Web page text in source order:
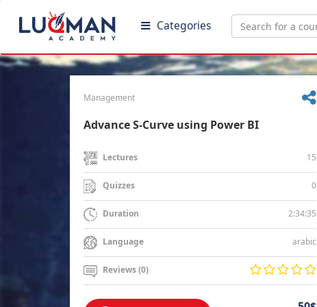
Categories
Management
Advance S-Curve using Power BI
Lectures 15
Quizzes 0
Duration 2:34:35
Language arabic
Reviews (0)